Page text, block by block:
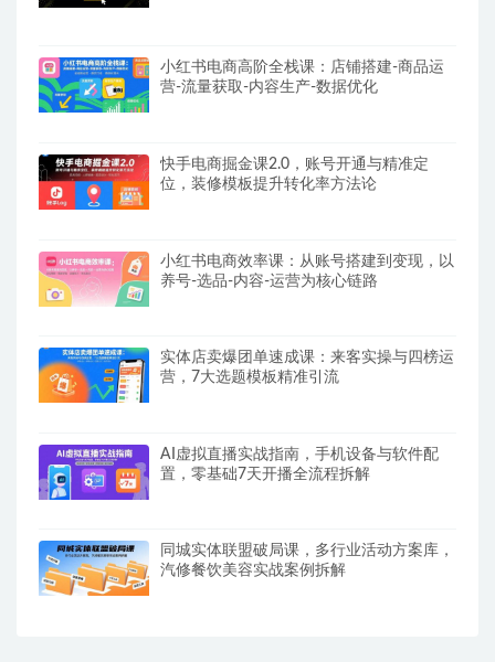
小红书电商高阶全栈课：店铺搭建-商品运
营-流量获取-内容生产-数据优化
快手电商掘金课2.0，账号开通与精准定
位，装修模板提升转化率方法论
小红书电商效率课：从账号搭建到变现，以
养号-选品-内容-运营为核心链路
实体店卖爆团单速成课：来客实操与四榜运
营，7大选题模板精准引流
AI虚拟直播实战指南，手机设备与软件配
置，零基础7天开播全流程拆解
同城实体联盟破局课，多行业活动方案库，
汽修餐饮美容实战案例拆解